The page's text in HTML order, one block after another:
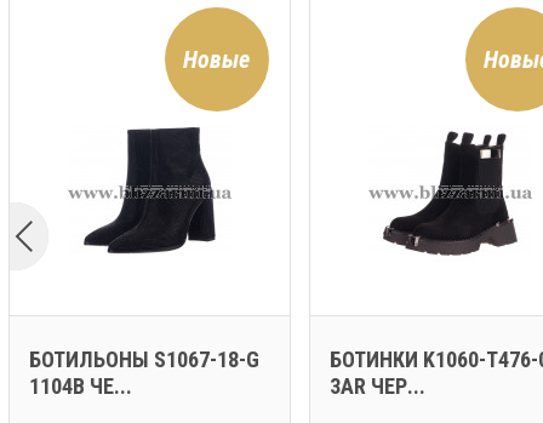
Новые
БОТИЛЬОНЫ S1067-18-G
1104B ЧЕ...
БОТИНКИ K1060-T476-
3AR ЧЕР...